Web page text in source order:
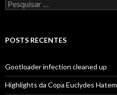
Pesquisar
por:
POSTS RECENTES
Gootloader infection cleaned up
Highlights da Copa Euclydes Hatem